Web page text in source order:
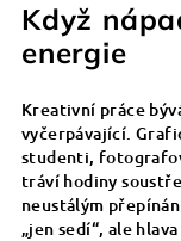
Když
energie
Kreativní práce
vyčerpávající.
studenti,
tráví hodiny
neustálým
„jen sedí“, ale